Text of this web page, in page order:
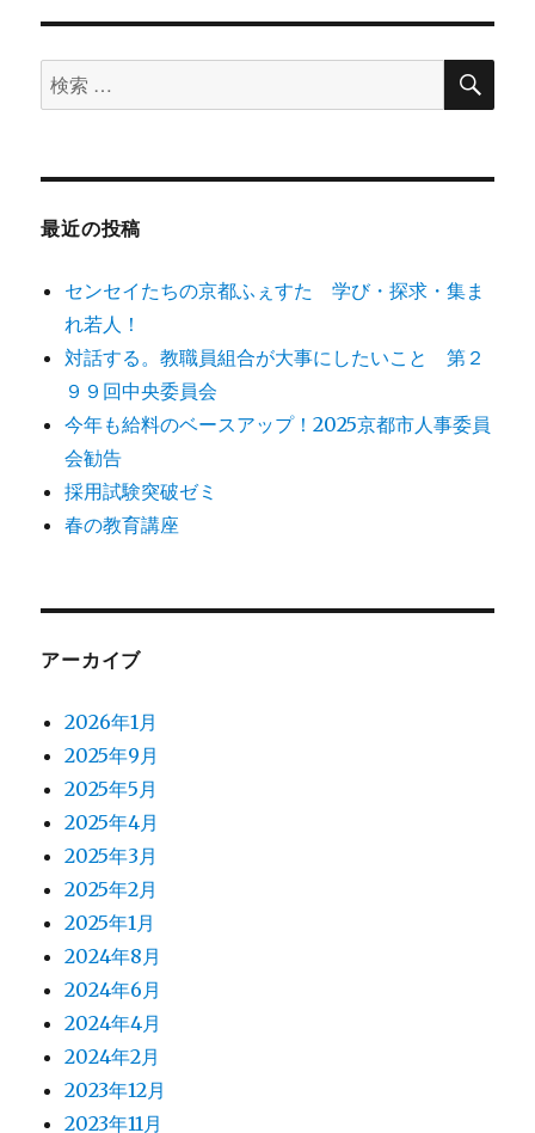
ン
検
索
象:
検
最近の投稿
センセイたちの京都ふぇすた 学び・探求・集ま
れ若人！
対話する。教職員組合が大事にしたいこと 第２
９９回中央委員会
今年も給料のベースアップ！2025京都市人事委員
会勧告
採用試験突破ゼミ
春の教育講座
アーカイブ
2026年1月
2025年9月
2025年5月
2025年4月
2025年3月
2025年2月
2025年1月
2024年8月
2024年6月
2024年4月
2024年2月
2023年12月
2023年11月